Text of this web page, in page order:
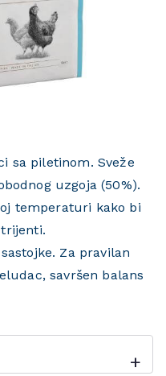
sa piletinom. Sveže
uzgoja (50%).
temperaturi kako bi
Za pravilan
savršen balans
+